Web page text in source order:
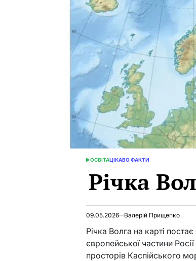
POSTED
ОСВІТАЦІКАВО ФАКТИ
Річка
09.05.2026 Валерій Прищепко
Річка Волга на карті
європейської частини
просторів Каспійського